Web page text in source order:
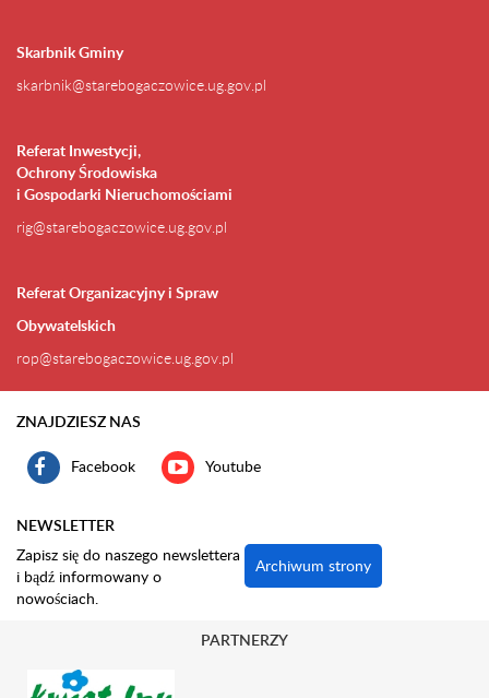
Skarbnik Gminy
skarbnik@starebogaczowice.ug.gov.pl
Referat Inwestycji,
Ochrony Środowiska
i Gospodarki Nieruchomościami
rig@starebogaczowice.ug.gov.pl
Referat Organizacyjny i Spraw
Obywatelskich
rop@starebogaczowice.ug.gov.pl
ZNAJDZIESZ NAS
Facebook Youtube
NEWSLETTER
Zapisz się do naszego newslettera
i bądź informowany o
nowościach.
Archiwum strony
PARTNERZY